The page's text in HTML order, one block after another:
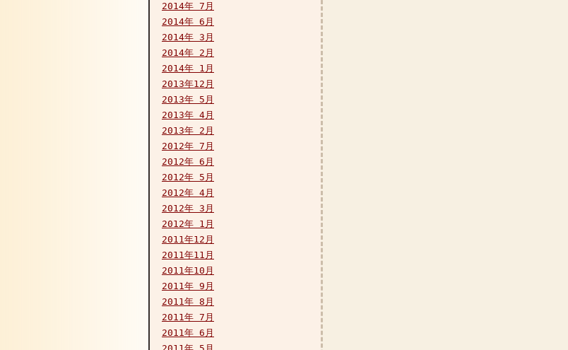
2014年 7月
2014年 6月
2014年 3月
2014年 2月
2014年 1月
2013年12月
2013年 5月
2013年 4月
2013年 2月
2012年 7月
2012年 6月
2012年 5月
2012年 4月
2012年 3月
2012年 1月
2011年12月
2011年11月
2011年10月
2011年 9月
2011年 8月
2011年 7月
2011年 6月